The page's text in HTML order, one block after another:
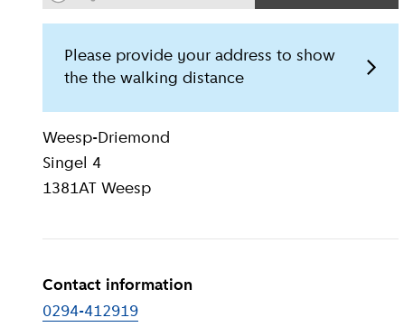
Please provide your address to show
the the walking distance
Location
Weesp-Driemond
Singel 4
1381AT Weesp
Contact information
0294-412919